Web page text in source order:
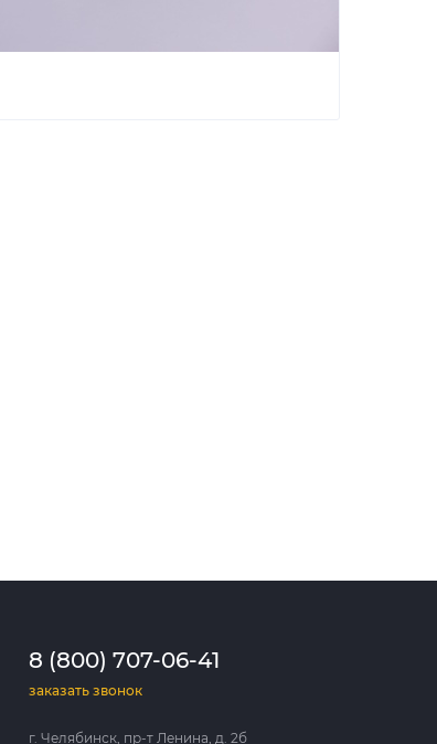
8 (800) 707-06-41
заказать звонок
г. Челябинск, пр-т Ленина, д. 2б